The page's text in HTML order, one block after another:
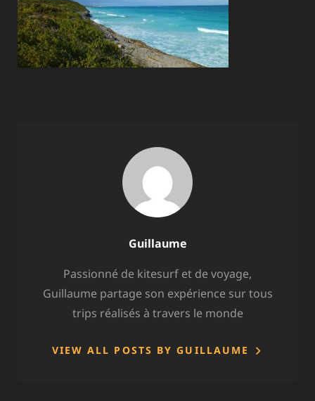
Author:
Guillaume
Passionné de kitesurf et de voyage,
Guillaume partage son expérience sur tous
trips réalisés à travers le monde
VIEW ALL POSTS BY GUILLAUME